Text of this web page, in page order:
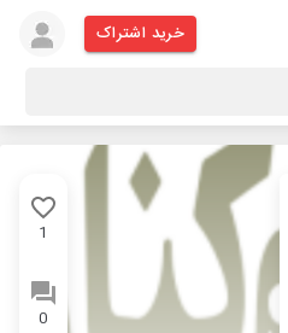
خرید اشتراک
1
0